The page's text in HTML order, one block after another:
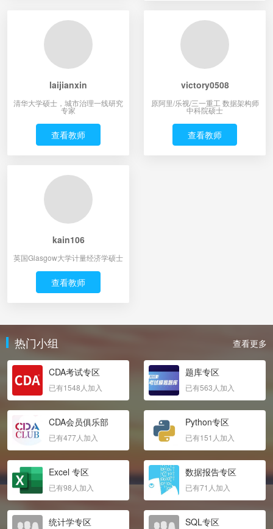
laijianxin
清华大学硕士，城市治理一线研究
专家
查看教师
victory0508
原阿里/乐视/三一重工 数据架构师
中科院硕士
查看教师
kain106
英国Glasgow大学计量经济学硕士
查看教师
热门小组 查看更多
CDA考试专区
已有1548人加入
题库专区
已有563人加入
CDA会员俱乐部
已有477人加入
Python专区
已有151人加入
Excel 专区
已有98人加入
数据报告专区
已有71人加入
统计学专区 SQL专区